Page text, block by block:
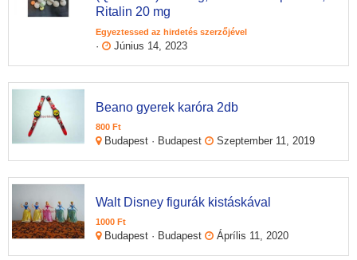
Ritalin 20 mg
Egyeztessed az hirdetés szerzőjével
· Június 14, 2023
Beano gyerek karóra 2db
800 Ft
Budapest · Budapest Szeptember 11, 2019
Walt Disney figurák kistáskával
1000 Ft
Budapest · Budapest Áprílis 11, 2020